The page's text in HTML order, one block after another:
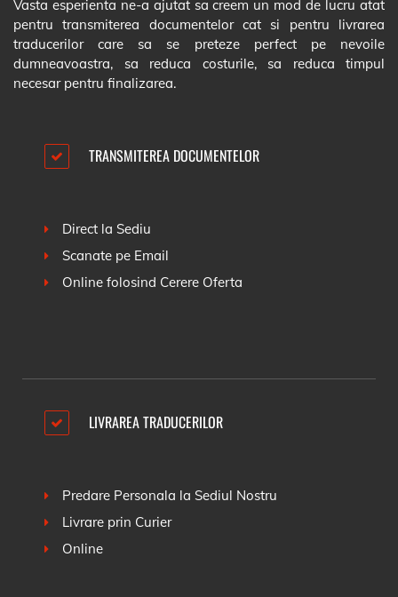
Vasta esperienta ne-a ajutat sa creem un mod de lucru atat
pentru transmiterea documentelor cat si pentru livrarea
traducerilor care sa se preteze perfect pe nevoile
dumneavoastra, sa reduca costurile, sa reduca timpul
necesar pentru finalizarea.
TRANSMITEREA DOCUMENTELOR
Direct la Sediu
Scanate pe Email
Online folosind Cerere Oferta
LIVRAREA TRADUCERILOR
Predare Personala la Sediul Nostru
Livrare prin Curier
Online